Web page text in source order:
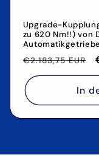
Upgrade-
zu 620 Nm!!) von
Automatikgetriebe
Normaler
Preis
€2.183,75 EUR
In